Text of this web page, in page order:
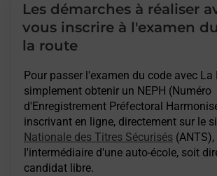
Les démarches à réaliser
vous inscrire à l'examen
la route
Pour passer l'examen du code avec
simplement obtenir un NEPH (Numéro
d'Enregistrement Préfectoral
inscrivant en ligne, directement sur le
Nationale des Titres Sécurisés
l'intermédiaire d'une auto-école, soit
candidat libre.